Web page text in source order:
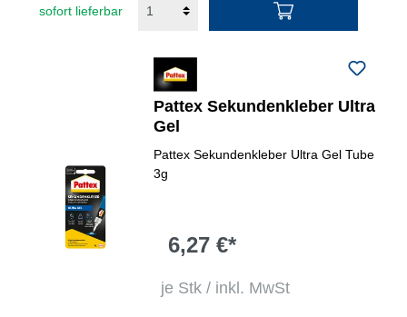
sofort lieferbar
Pattex Sekundenkleber Ultra
Gel
Pattex Sekundenkleber Ultra Gel Tube
3g
6,27 €*
je Stk / inkl. MwSt